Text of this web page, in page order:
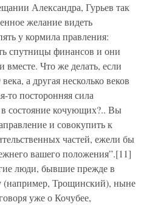
Александра, Гурьев так
желание видеть
у кормила правления:
спутницы финансов и они
Что же делать, если
а другая несколько веков
то посторонняя сила
в состояние кочующих?.. Вы
и совокупить к
частей, ежели бы
вашего положения”.[11]
люди, бывшие прежде в
(например, Трощинский), ныне
уже о Кочубее,